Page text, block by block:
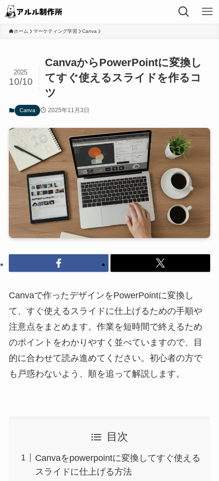
ホーム マーケティング学習 Canva
CanvaからPowerPointに変換し
てすぐ使えるスライドを作るコ
ツ
2025
10/10
Canva 2025年11月3日
Canvaで作ったデザインをPowerPointに変換し
て、すぐ使えるスライドに仕上げるための手順や
注意点をまとめます。作業を短時間で終えるため
のポイントをわかりやすく並べていますので、目
的に合わせて読み進めてください。初心者の方で
も戸惑わないよう、順を追って解説します。
目次
Canvaをpowerpointに変換してすぐ使える
スライドに仕上げる方法